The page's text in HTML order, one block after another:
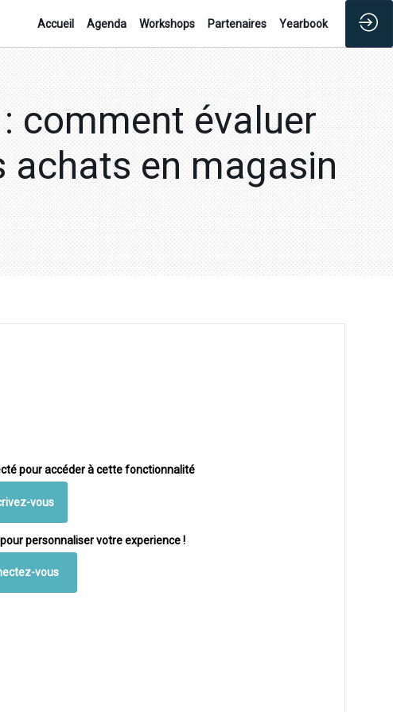
Accueil Agenda Workshops Partenaires Yearbook
comment évaluer
achats en magasin
pour accéder à cette fonctionnalité
vous
personnaliser votre experience !
vous